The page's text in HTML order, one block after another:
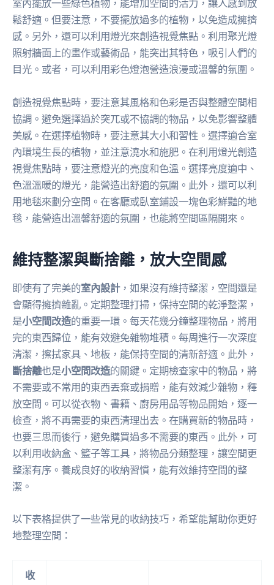
室內擺放一些綠色植物，能增加空間的活力，讓人感到放
鬆舒適。但要注意，不要擺放過多的植物，以免造成擁擠
感。另外，還可以利用燈光來創造視覺焦點。利用聚光燈
照射牆面上的畫作或藝術品，能突出其特色，吸引人們的
目光。或者，可以利用彩色燈泡營造浪漫或溫馨的氛圍。
創造視覺焦點時，要注意其風格和色彩是否與整體空間相
協調。避免選擇過於突兀或不協調的物品，以免影響整體
美感。在選擇植物時，要注意其大小和習性。選擇適合室
內環境生長的植物，並注意澆水和施肥。在利用燈光創造
視覺焦點時，要注意燈光的亮度和色溫。選擇亮度適中、
色溫溫暖的燈光，能營造出舒適的氛圍。此外，還可以利
用地毯來劃分空間。在客廳或臥室鋪設一塊色彩鮮豔的地
毯，能營造出溫馨舒適的氛圍，也能將空間區隔開來。
維持整潔與斷捨離，放大空間感
即使有了完美的室內設計，如果沒有維持整潔，空間還是
會顯得擁擠雜亂。定期整理打掃，保持空間的乾淨整潔，
是小空間改造的重要一環。每天花幾分鐘整理物品，將用
完的東西歸位，能有效避免雜物堆積。每周進行一次深度
清潔，擦拭家具、地板，能保持空間的清新舒適。此外，
斷捨離也是小空間改造的關鍵。定期檢查家中的物品，將
不需要或不常用的東西丟棄或捐贈，能有效減少雜物，釋
放空間。可以從衣物、書籍、廚房用品等物品開始，逐一
檢查，將不再需要的東西清理出去。在購買新的物品時，
也要三思而後行，避免購買過多不需要的東西。此外，可
以利用收納盒、籃子等工具，將物品分類整理，讓空間更
整潔有序。養成良好的收納習慣，能有效維持空間的整
潔。
以下表格提供了一些常見的收納技巧，希望能幫助你更好
地整理空間：
收